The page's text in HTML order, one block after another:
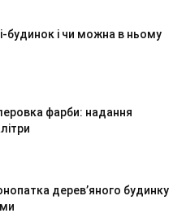
будинок і чи можна в ньому
фарби: надання
дерев’яного будинку